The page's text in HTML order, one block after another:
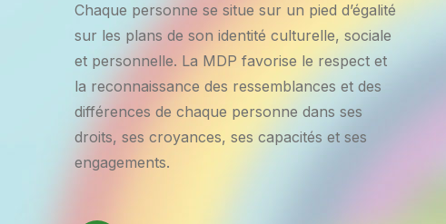
Chaque personne se situe sur un pied d’égalité
sur les plans de son identité culturelle, sociale
et personnelle. La MDP favorise le respect et
la reconnaissance des ressemblances et des
différences de chaque personne dans ses
droits, ses croyances, ses capacités et ses
engagements.